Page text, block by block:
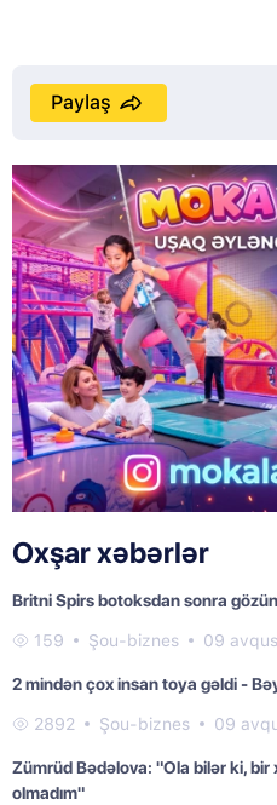
Paylaş
Oxşar xəbərlər
Britni Spirs botoksdan sonra
159 Şou-biznes 09
2 mindən çox insan toya gəldi -
2892 Şou-biznes 09
Zümrüd Bədəlova: "Ola bilər ki, bir
olmadım"